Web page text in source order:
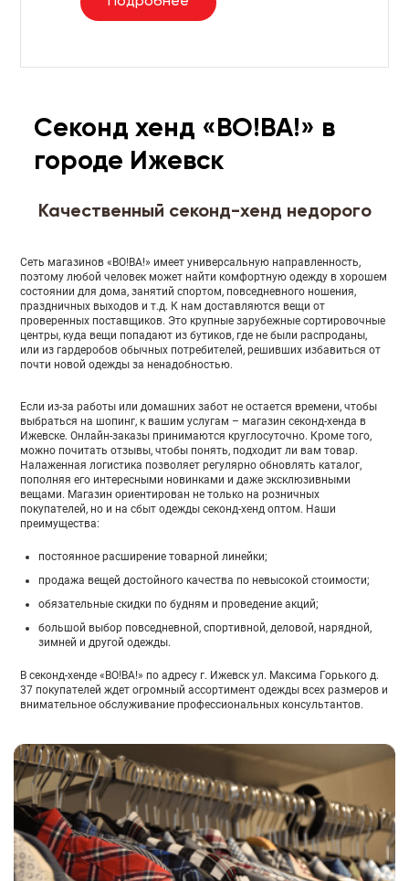
Секонд хенд «ВО!ВА!» в
городе Ижевск
Качественный секонд-хенд недорого
Сеть магазинов «ВО!ВА!» имеет универсальную направленность,
поэтому любой человек может найти комфортную одежду в хорошем
состоянии для дома, занятий спортом, повседневного ношения,
праздничных выходов и т.д. К нам доставляются вещи от
проверенных поставщиков. Это крупные зарубежные сортировочные
центры, куда вещи попадают из бутиков, где не были распроданы,
или из гардеробов обычных потребителей, решивших избавиться от
почти новой одежды за ненадобностью.
Если из-за работы или домашних забот не остается времени, чтобы
выбраться на шопинг, к вашим услугам – магазин секонд-хенда в
Ижевске. Онлайн-заказы принимаются круглосуточно. Кроме того,
можно почитать отзывы, чтобы понять, подходит ли вам товар.
Налаженная логистика позволяет регулярно обновлять каталог,
пополняя его интересными новинками и даже эксклюзивными
вещами. Магазин ориентирован не только на розничных
покупателей, но и на сбыт одежды секонд-хенд оптом. Наши
преимущества:
постоянное расширение товарной линейки;
продажа вещей достойного качества по невысокой стоимости;
обязательные скидки по будням и проведение акций;
большой выбор повседневной, спортивной, деловой, нарядной,
зимней и другой одежды.
В секонд-хенде «ВО!ВА!» по адресу г. Ижевск ул. Максима Горького д.
37 покупателей ждет огромный ассортимент одежды всех размеров и
внимательное обслуживание профессиональных консультантов.